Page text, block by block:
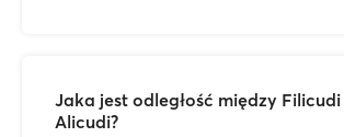
Jaka jest odległość między Filicudi
Alicudi?